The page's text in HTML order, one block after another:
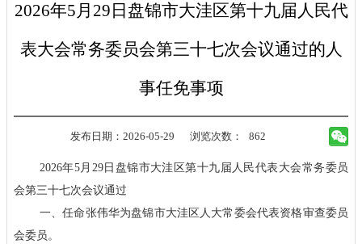
2026年5月29日盘锦市大洼区第十九届人民代
表大会常务委员会第三十七次会议通过的人
事任免事项
发布日期：2026-05-29 浏览次数： 862
2026年5月29日盘锦市大洼区第十九届人民代表大会常务委员
会第三十七次会议通过
一、任命张伟华为盘锦市大洼区人大常委会代表资格审查委员
会委员。